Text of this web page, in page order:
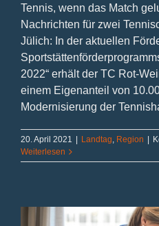
Tennis, wenn das Match
Nachrichten für zwei
Jülich: In der aktuellen
2022“ erhält der TC Rot-
einem Eigenanteil von
Modernisierung der
20. April 2021 Landtag, Region
Weiterlesen